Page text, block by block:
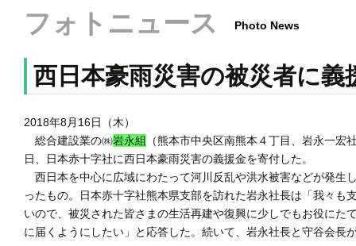
フォトニュース Photo News
西日本豪雨災害の被災者に
2018年8月16日（木）
総合建設業の㈱岩永組
（熊本市中央区南熊本４丁目、岩永一
日、日本赤十字社に西日本豪雨災害の義援金を寄付した。
西日本を中心に広域にわたって河川反乱や洪水被害などが発生
ったもの。日本赤十字社熊本県支部を訪れた岩永社長は「我々
いので、被災された皆さまの生活再建や復興に少しでもお役に
に届くようにしたい」と応答した。続いて、岩永社長と守谷会